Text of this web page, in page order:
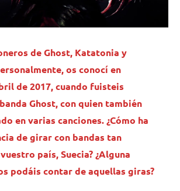
de Ghost, Katatonia y
os conocí en
de 2017, cuando fuisteis
Ghost, con quien también
en varias canciones. ¿Cómo ha
de girar con bandas tan
país, Suecia? ¿Alguna
podáis contar de aquellas giras?